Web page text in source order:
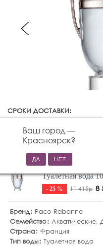
СРОКИ ДОСТАВКИ:
Ваш город —
Красноярск?
Туалетная вода
- 25 % 11 415р 8
Бренд
Paco Rabanne
Семейство Акватические,
Страна Франция
Тип воды Туалетная вода